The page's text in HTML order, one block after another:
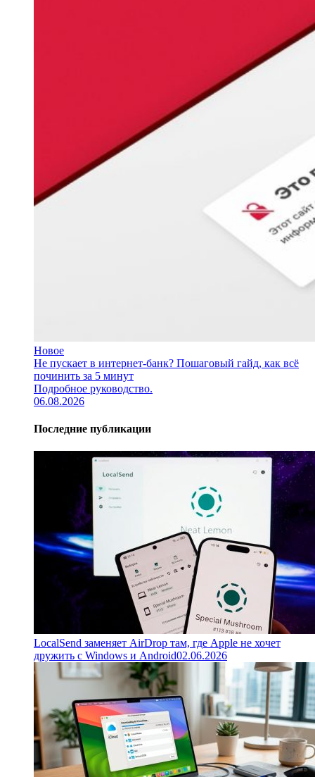
Новое
Не пускает в интернет-банк? Пошаговый гайд, как всё
починить за 5 минут
Подробное руководство.
06.08.2026
Последние публикации
LocalSend заменяет AirDrop там, где Apple не хочет
дружить с Windows и Android02.06.2026